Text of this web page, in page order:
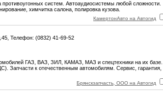
систем. Автоаудиосистемы любой сложности.
химчитка салона, полировка кузова.
КамертонАвто на Автогид
Телефон: (0832) 41-69-52
ГАЗ, ВАЗ, ЗИЛ, КАМАЗ, МАЗ и спецтехники на их базе.
Запчасти к отечественным автомобилям. Сервис, гарантия,
Брянскзапчасть, ООО на Автогид